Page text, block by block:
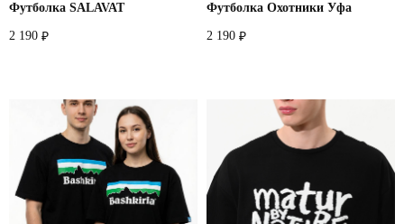
Футболка SALAVAT
2 190 ₽
Футболка Охотники Уфа
2 190 ₽